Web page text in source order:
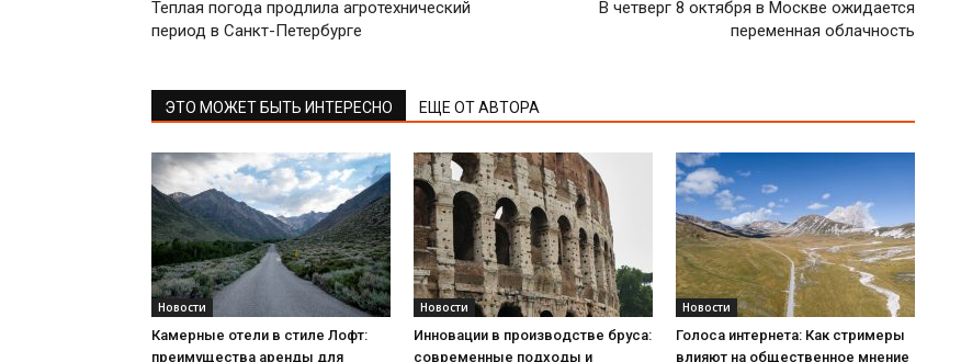
Теплая погода продлила агротехнический
период в Санкт-Петербурге
В четверг 8 октября в Москве ожидается
переменная облачность
ЭТО МОЖЕТ БЫТЬ ИНТЕРЕСНО ЕЩЕ ОТ АВТОРА
Новости
Камерные отели в стиле Лофт:
преимущества аренды для
Новости
Инновации в производстве бруса:
современные подходы и
Новости
Голоса интернета: Как стримеры
влияют на общественное мнение